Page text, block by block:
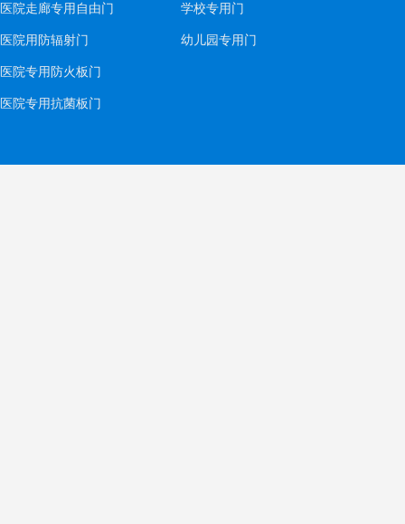
医院走廊专用自由门
医院用防辐射门
医院专用防火板门
医院专用抗菌板门
学校专用门
幼儿园专用门